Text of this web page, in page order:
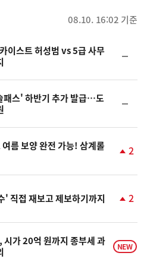
08.10. 16:02 기준
이스트 허성범 vs 5급 사무
일
패스' 하반기 추가 발급…도
일
름 보양 완전 가능! 삼계롤
2
' 직접 재보고 제보하기까지
승
2
시가 20억 원까지 종부세 과
NEW